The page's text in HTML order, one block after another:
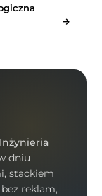
dniu
stackiem
reklam,